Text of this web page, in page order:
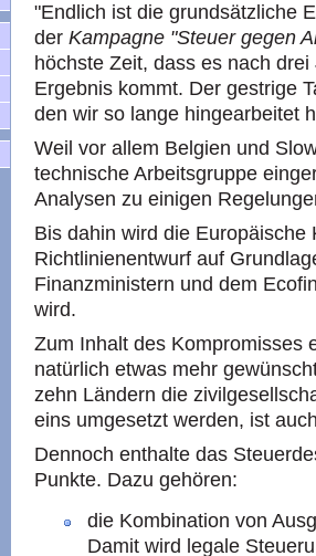
"Endlich ist die grundsätzliche
der Kampagne "Steuer gegen
höchste Zeit, dass es nach
Ergebnis kommt. Der gestrige
den wir so lange hingearbeitet
Weil vor allem Belgien und
technische Arbeitsgruppe
Analysen zu einigen
Bis dahin wird die
Richtlinienentwurf auf
Finanzministern und dem
wird.
Zum Inhalt des Kompromisses
natürlich etwas mehr
zehn Ländern die
eins umgesetzt werden, ist
Dennoch enthalte das
Punkte. Dazu gehören:
die Kombination von
Damit wird legale